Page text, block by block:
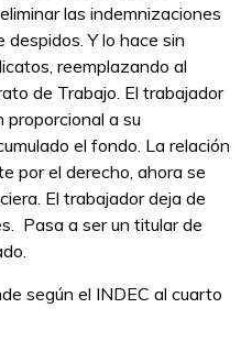
las indemnizaciones
Y lo hace sin
reemplazando al
de Trabajo. El trabajador
proporcional a su
el fondo. La relación
por el derecho, ahora se
El trabajador deja de
Pasa a ser un titular de
según el INDEC al cuarto